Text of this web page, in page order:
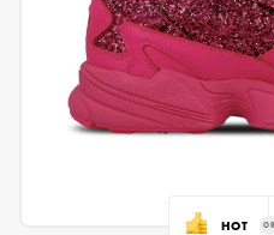
HOT